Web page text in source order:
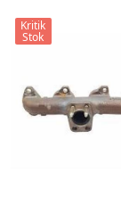
Kritik
Stok